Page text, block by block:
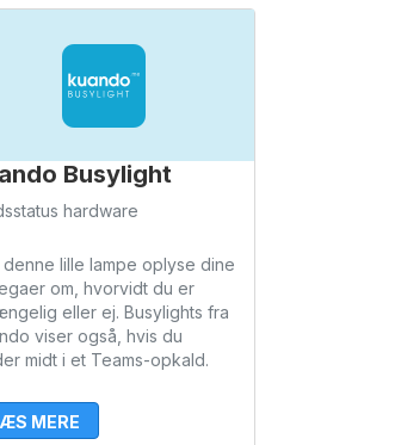
Busylight
hardware
denne lille lampe oplyse dine
om, hvorvidt du er
eller ej. Busylights fra
viser også, hvis du
midt i et Teams-opkald.
MERE